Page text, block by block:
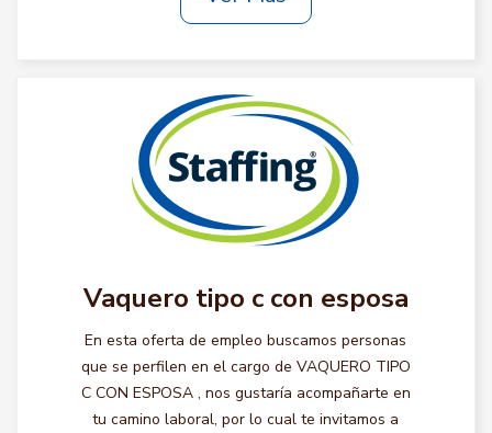
Vaquero tipo c con esposa
En esta oferta de empleo buscamos personas
que se perfilen en el cargo de VAQUERO TIPO
C CON ESPOSA , nos gustaría acompañarte en
tu camino laboral, por lo cual te invitamos a